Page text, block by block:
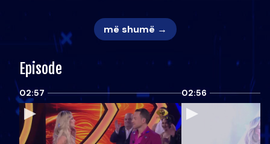
më shumë →
Episode
02:57 02:56